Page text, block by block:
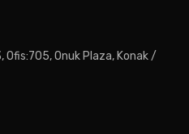
Ofis:705, Onuk Plaza, Konak /